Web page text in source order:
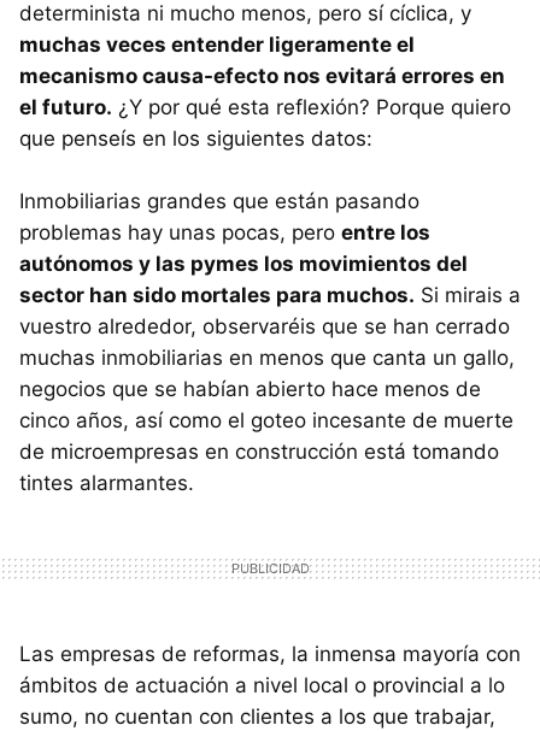
determinista ni mucho menos, pero sí cíclica, y
muchas veces entender ligeramente el
mecanismo causa-efecto nos evitará errores en
el futuro. ¿Y por qué esta reflexión? Porque quiero
que penseís en los siguientes datos:
Inmobiliarias grandes que están pasando
problemas hay unas pocas, pero entre los
autónomos y las pymes los movimientos del
sector han sido mortales para muchos. Si mirais a
vuestro alrededor, observaréis que se han cerrado
muchas inmobiliarias en menos que canta un gallo,
negocios que se habían abierto hace menos de
cinco años, así como el goteo incesante de muerte
de microempresas en construcción está tomando
tintes alarmantes.
Las empresas de reformas, la inmensa mayoría con
ámbitos de actuación a nivel local o provincial a lo
sumo, no cuentan con clientes a los que trabajar,